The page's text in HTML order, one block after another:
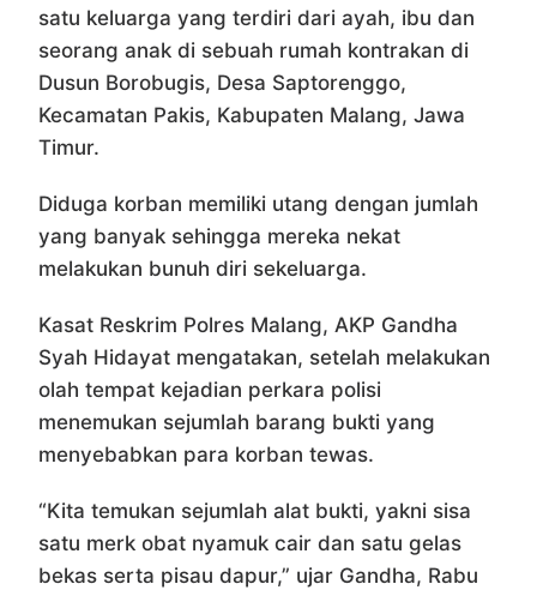
satu keluarga yang terdiri dari ayah, ibu dan
seorang anak di sebuah rumah kontrakan di
Dusun Borobugis, Desa Saptorenggo,
Kecamatan Pakis, Kabupaten Malang, Jawa
Timur.
Diduga korban memiliki utang dengan jumlah
yang banyak sehingga mereka nekat
melakukan bunuh diri sekeluarga.
Kasat Reskrim Polres Malang, AKP Gandha
Syah Hidayat mengatakan, setelah melakukan
olah tempat kejadian perkara polisi
menemukan sejumlah barang bukti yang
menyebabkan para korban tewas.
“Kita temukan sejumlah alat bukti, yakni sisa
satu merk obat nyamuk cair dan satu gelas
bekas serta pisau dapur,” ujar Gandha, Rabu